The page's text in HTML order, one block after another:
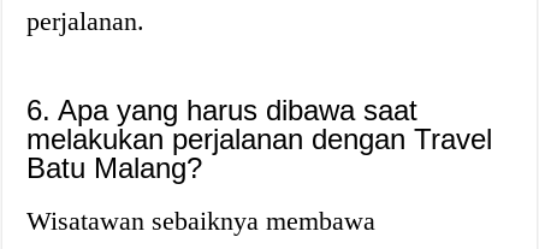
perjalanan.
6. Apa yang harus dibawa saat
melakukan perjalanan dengan Travel
Batu Malang?
Wisatawan sebaiknya membawa